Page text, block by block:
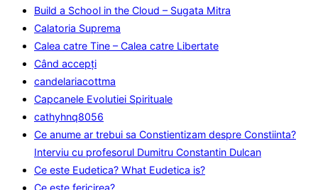
Build a School in the Cloud – Sugata Mitra
Calatoria Suprema
Calea catre Tine – Calea catre Libertate
Când accepţi
candelariacottma
Capcanele Evolutiei Spirituale
cathyhnq8056
Ce anume ar trebui sa Constientizam despre Constiinta?
Interviu cu profesorul Dumitru Constantin Dulcan
Ce este Eudetica? What Eudetica is?